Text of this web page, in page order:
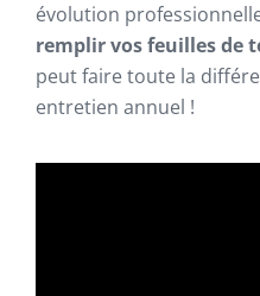
évolution
remplir vos feuilles de
peut faire toute la
entretien annuel !